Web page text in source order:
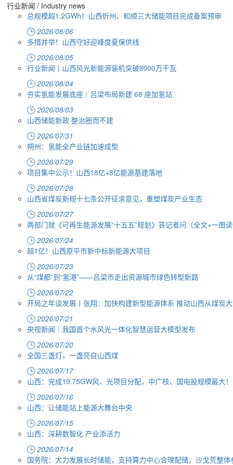
行业新闻 / Industry news
总规模超1.2GWh！山西忻州、和顺三大储能项目完成备案预审
2026/08/06
多措并举！山西守好迎峰度夏保供线
2026/08/05
行业新闻丨山西风光新能源装机突破8000万千瓦
2026/08/04
夯实氢能发展底座｜吕梁布局新建 68 座加氢站
2026/08/03
山西储能新政 整治圈而不建
2026/07/31
朔州：氢能全产业链加速成型
2026/07/29
项目集中公示！山西18亿+8亿能源基建落地
2026/07/28
山西省煤炭新规十七条公开征求意见，重塑煤炭产业生态
2026/07/27
两部门就《可再生能源发展“十五五”规划》答记者问（全文+一图读
2026/07/24
超1亿！山西原平市新中标新能源大项目
2026/07/23
从“煤都”到“氢港”——吕梁市走出资源城市绿色转型新路
2026/07/22
开局之年谈发展丨张翔：加快构建新型能源体系 推动山西从煤炭
2026/07/21
央视新闻︱我国首个水风光一体化智慧运营大模型发布
2026/07/20
全国三盏灯，一盏亮自山西煤
2026/07/17
山西：完成19.75GW风、光项目分配，中广核、国电投规模最大！
2026/07/16
山西：让储能站上能源大舞台中央
2026/07/15
山西：深耕数智化 产业添活力
2026/07/14
国务院：大力发展长时储能，支持算力中心合理配储，沙戈荒整